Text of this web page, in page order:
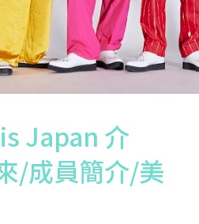
Japan 介
/成員簡介/美